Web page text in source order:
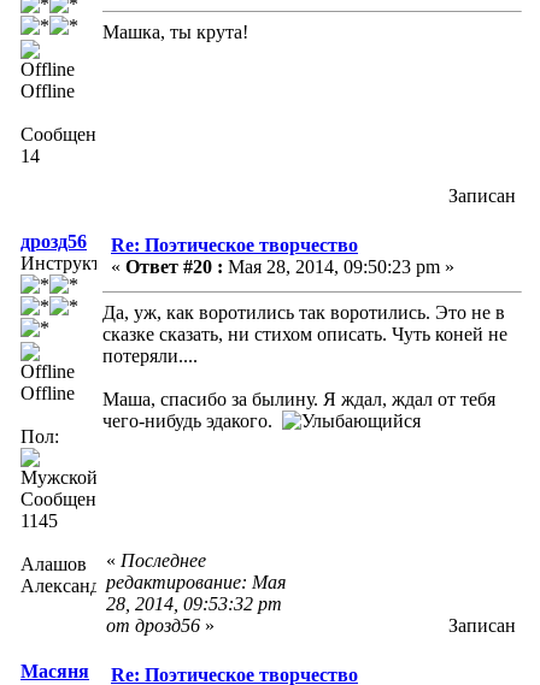
Offline
Сообщений:
14
Машка, ты крута!
Записан
дрозд56
Инструктор
Offline
Пол:
Сообщений:
1145
Алашов
Александр
Re: Поэтическое творчество
« Ответ #20 : Мая 28, 2014, 09:50:23 pm »
Да, уж, как воротились так воротились. Это не в
сказке сказать, ни стихом описать. Чуть коней не
потеряли....
Маша, спасибо за былину. Я ждал, ждал от тебя
чего-нибудь эдакого.
« Последнее
редактирование: Мая
28, 2014, 09:53:32 pm
от дрозд56 » Записан
Масяня
Re: Поэтическое творчество